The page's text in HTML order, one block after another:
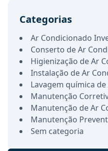
Categorias
Ar Condicionado
Conserto de Ar
Higienização de Ar
Instalação de Ar
Lavagem química
Manutenção
Manutenção de Ar
Manutenção
Sem categoria